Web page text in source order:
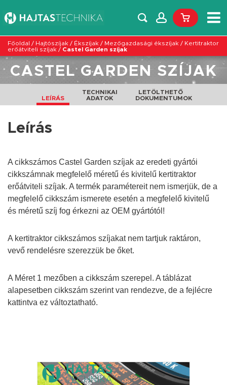
Főoldal / Hajtószíjak / Ékszíjak / Mezőgazdasági ékszíjak / Kertitraktor
erőátviteli szíjak / Castel Garden szíjak
CASTEL GARDEN SZÍJAK
LEÍRÁS
TECHNIKAI
ADATOK
LETÖLTHETŐ
DOKUMENTUMOK
Leírás
A cikkszámos Castel Garden szíjak az eredeti gyártói
cikkszámnak megfelelő méretű és kivitelű kertitraktor
erőátviteli szíjak. A termék paramétereit nem ismerjük, de a
megfelelő cikkszám ismerete esetén a megfelelő kivitelű
és méretű szíj fog érkezni az OEM gyártótól!
A kertitraktor cikkszámos szíjakat nem tartjuk raktáron,
vevő rendelésre szerezzük be őket.
A Méret 1 mezőben a cikkszám szerepel. A táblázat
alapesetben cikkszám szerint van rendezve, de a fejlécre
kattintva ez változtatható.